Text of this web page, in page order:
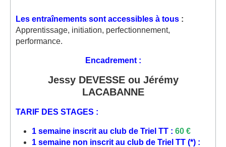
Les entraînements sont accessibles à tous :
Apprentissage, initiation, perfectionnement,
performance.
Encadrement :
Jessy DEVESSE ou Jérémy
LACABANNE
TARIF DES STAGES :
1 semaine inscrit au club de Triel TT : 60 €
1 semaine non inscrit au club de Triel TT (*) :